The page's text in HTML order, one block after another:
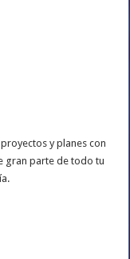
y planes con
gran parte de todo tu